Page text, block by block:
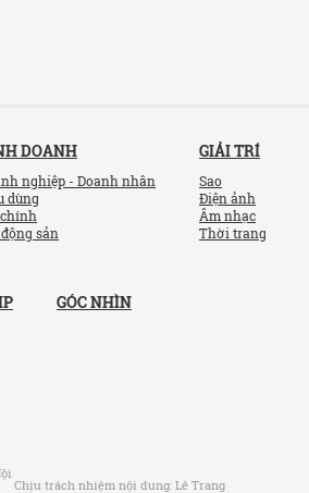
DOANH
nghiệp - Doanh nhân
dùng
sản
GIẢI TRÍ
Sao
Điện ảnh
Âm nhạc
Thời trang
GÓC NHÌN
Chịu trách nhiệm nội dung: Lê Trang